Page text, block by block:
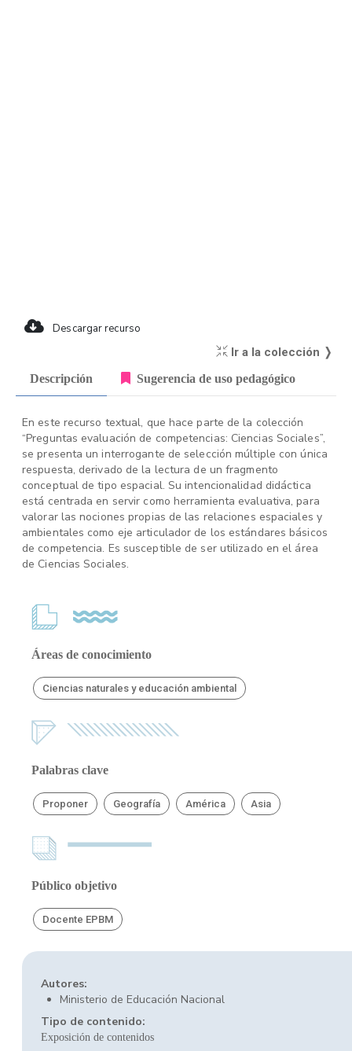
Descargar recurso
Ir a la colección ❭
Descripción Sugerencia de uso pedagógico
En este recurso textual, que hace parte de la colección
“Preguntas evaluación de competencias: Ciencias Sociales”,
se presenta un interrogante de selección múltiple con única
respuesta, derivado de la lectura de un fragmento
conceptual de tipo espacial. Su intencionalidad didáctica
está centrada en servir como herramienta evaluativa, para
valorar las nociones propias de las relaciones espaciales y
ambientales como eje articulador de los estándares básicos
de competencia. Es susceptible de ser utilizado en el área
de Ciencias Sociales.
Áreas de conocimiento
Ciencias naturales y educación ambiental
Palabras clave
Proponer Geografía América Asia
Público objetivo
Docente EPBM
Autores:
Ministerio de Educación Nacional
Tipo de contenido:
Exposición de contenidos